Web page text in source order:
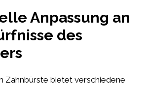
Anpassung an
des
Zahnbürste bietet verschiedene